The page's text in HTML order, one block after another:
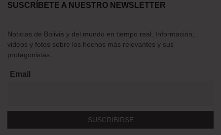
SUSCRÍBETE A NUESTRO NEWSLETTER
Noticias de Bolivia y del mundo en tiempo real. Información,
videos y fotos sobre los hechos más relevantes y sus
protagonistas.
Email